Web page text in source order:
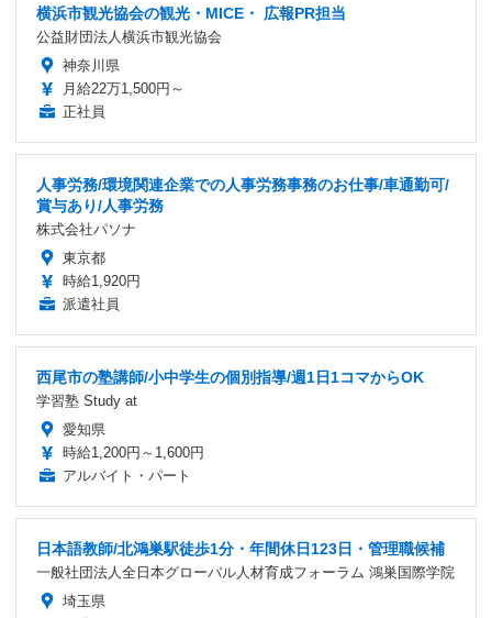
横浜市観光協会の観光・MICE・ 広報PR担当
公益財団法人横浜市観光協会
神奈川県
月給22万1,500円～
正社員
人事労務/環境関連企業での人事労務事務のお仕事/車通勤可/
賞与あり/人事労務
株式会社パソナ
東京都
時給1,920円
派遣社員
西尾市の塾講師/小中学生の個別指導/週1日1コマからOK
学習塾 Study at
愛知県
時給1,200円～1,600円
アルバイト・パート
日本語教師/北鴻巣駅徒歩1分・年間休日123日・管理職候補
一般社団法人全日本グローバル人材育成フォーラム 鴻巣国際学院
埼玉県